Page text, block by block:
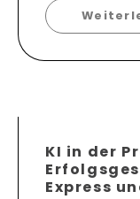
KI in der
Express